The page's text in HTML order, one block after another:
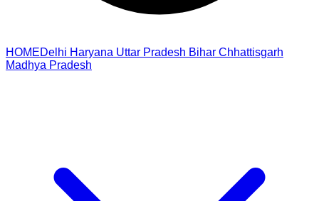
HOMEDelhi Haryana Uttar Pradesh Bihar Chhattisgarh
Madhya Pradesh